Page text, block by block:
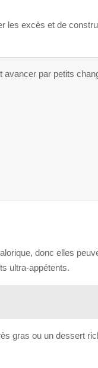
les excès et de
avancer par petits
donc elles
ultra-appétents.
gras ou un dessert